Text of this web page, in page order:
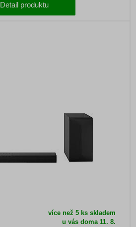
Detail produktu
více než 5 ks skladem
u vás doma 11. 8.